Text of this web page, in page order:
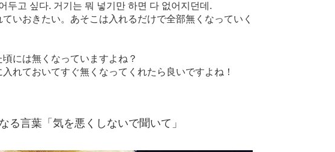
두고 싶다. 거기는 뭐 넣기만 하면 다 없어지던데.
いおきたい。あそこは入れるだけで全部無くなっていく
には無くなっていますよね？
れておいてすぐ無くなってくれたら良いですよね！
言葉「気を悪くしないで聞いて」